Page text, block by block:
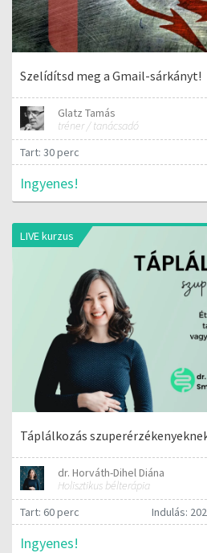
Szelídítsd meg a Gmail-sárkányt!
Glatz Tamás
tréner / tanácsadó
Tart: 30 perc
Ingyenes!
LIVE kurzus
Táplálkozás
dr. Horváth-Dihel Diána
Holisztikus bélterápia
Tart: 60 perc
Indulás:
Ingyenes!